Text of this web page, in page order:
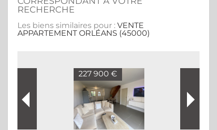
RECHERCHE
Les biens similaires pour : VENTE
APPARTEMENT ORLÉANS (45000)
227 900 €